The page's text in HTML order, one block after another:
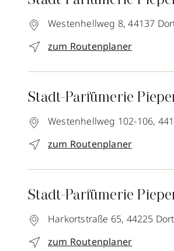
Westenhellweg 8, 44137
zum Routenplaner
Stadt-Parfümerie
Westenhellweg 102-106,
zum Routenplaner
Stadt-Parfümerie
Harkortstraße 65, 44225
zum Routenplaner